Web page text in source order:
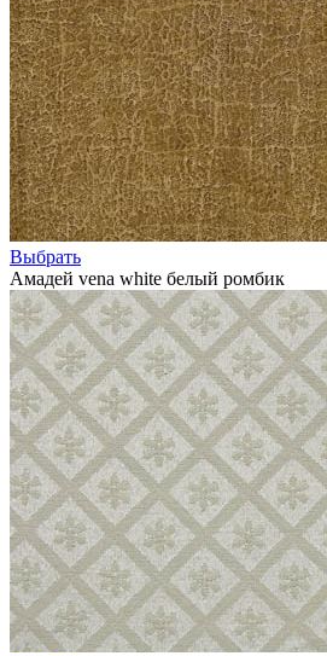
Выбрать
Амадей vena white белый ромбик